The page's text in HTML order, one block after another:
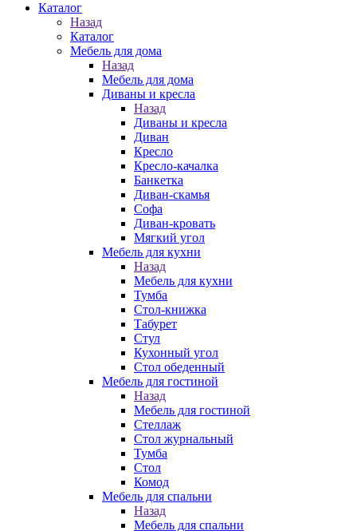
Каталог
Назад
Каталог
Мебель для дома
Назад
Мебель для дома
Диваны и кресла
Назад
Диваны и кресла
Диван
Кресло
Кресло-качалка
Банкетка
Диван-скамья
Софа
Диван-кровать
Мягкий угол
Мебель для кухни
Назад
Мебель для кухни
Тумба
Стол-книжка
Табурет
Стул
Кухонный угол
Стол обеденный
Мебель для гостиной
Назад
Мебель для гостиной
Стеллаж
Стол журнальный
Тумба
Стол
Комод
Мебель для спальни
Назад
Мебель для спальни